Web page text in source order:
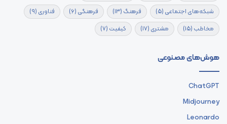
شبکه‌های اجتماعی (5) فرهنگ (13) فرهنگی (6) فناوری (9)
مخاطب (15) مشتری (17) کیفیت (7)
هوش‌های مصنوعی
ChatGPT
Midjourney
Leonardo